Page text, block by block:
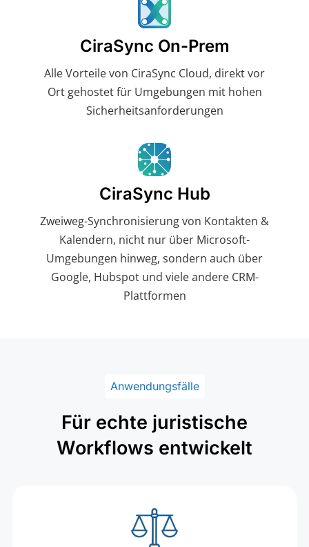
CiraSync On-Prem
Alle Vorteile von CiraSync Cloud, direkt vor
Ort gehostet für Umgebungen mit hohen
Sicherheitsanforderungen
CiraSync Hub
Zweiweg-Synchronisierung von Kontakten &
Kalendern, nicht nur über Microsoft-
Umgebungen hinweg, sondern auch über
Google, Hubspot und viele andere CRM-
Plattformen
Anwendungsfälle
Für echte juristische
Workflows entwickelt